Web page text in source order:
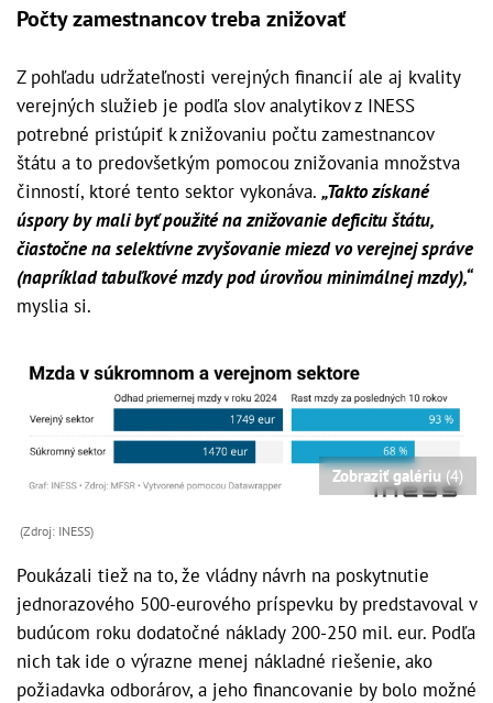
Počty zamestnancov treba znižovať
Z pohľadu udržateľnosti verejných financií ale aj kvality
verejných služieb je podľa slov analytikov z INESS
potrebné pristúpiť k znižovaniu počtu zamestnancov
štátu a to predovšetkým pomocou znižovania množstva
činností, ktoré tento sektor vykonáva. „Takto získané
úspory by mali byť použité na znižovanie deficitu štátu,
čiastočne na selektívne zvyšovanie miezd vo verejnej správe
(napríklad tabuľkové mzdy pod úrovňou minimálnej mzdy),“
myslia si.
Zobraziť galériu (4)
(Zdroj: INESS)
Poukázali tiež na to, že vládny návrh na poskytnutie
jednorazového 500-eurového príspevku by predstavoval v
budúcom roku dodatočné náklady 200-250 mil. eur. Podľa
nich tak ide o výrazne menej nákladné riešenie, ako
požiadavka odborárov, a jeho financovanie by bolo možné